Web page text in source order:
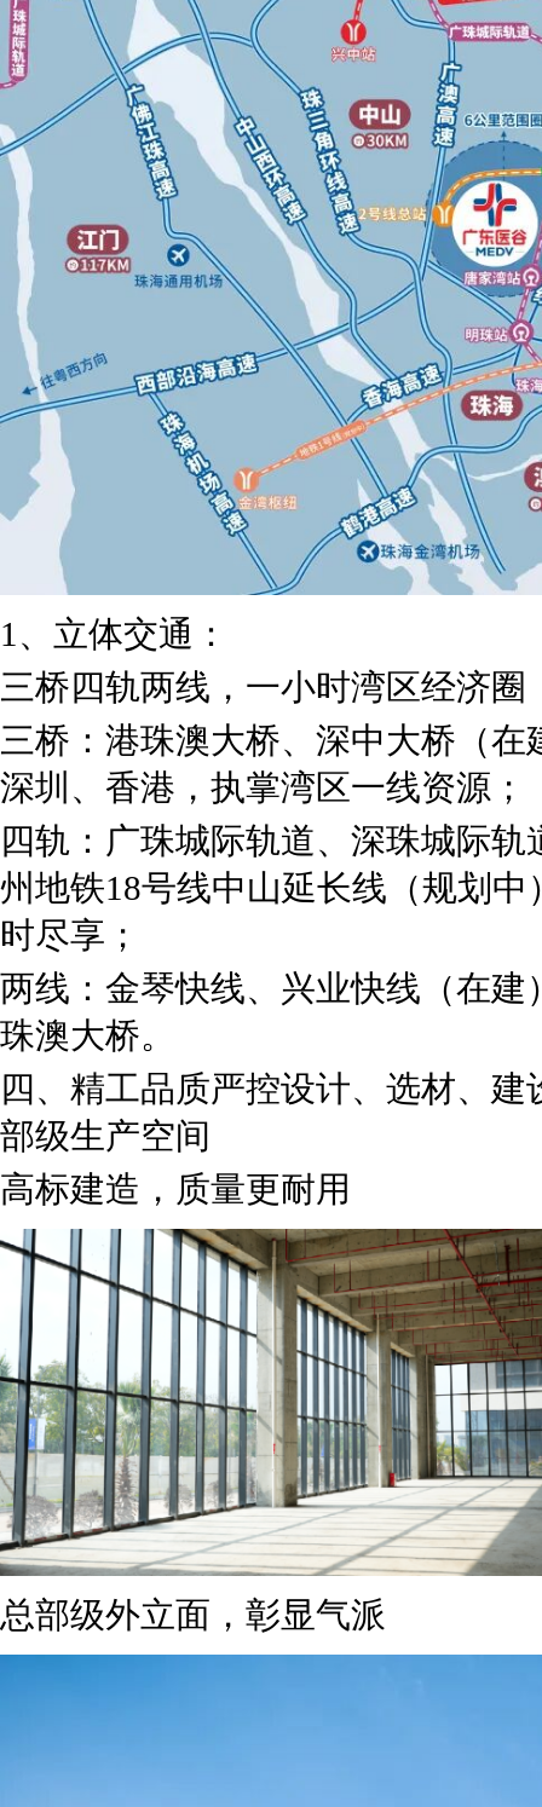
1、立体交通：
三桥四轨两线，一小时湾区经济圈
三桥：港珠澳大桥、深中大桥（
深圳、香港，执掌湾区一线资源；
四轨：广珠城际轨道、深珠城际
州地铁18号线中山延长线（规划
时尽享；
两线：金琴快线、兴业快线（在
珠澳大桥。
四、精工品质严控设计、选材、
部级生产空间
高标建造，质量更耐用
总部级外立面，彰显气派